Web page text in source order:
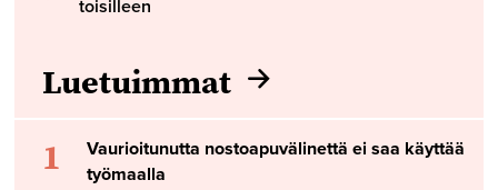
toisilleen
Luetuimmat
1
Vaurioitunutta nostoapuvälinettä ei saa käyttää
työmaalla